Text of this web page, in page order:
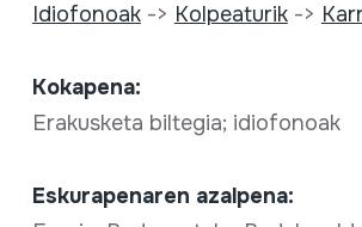
Idiofonoak-> Kolpeaturik->
Kokapena:
Erakusketa biltegia; idiofonoak
Eskurapenaren azalpena: